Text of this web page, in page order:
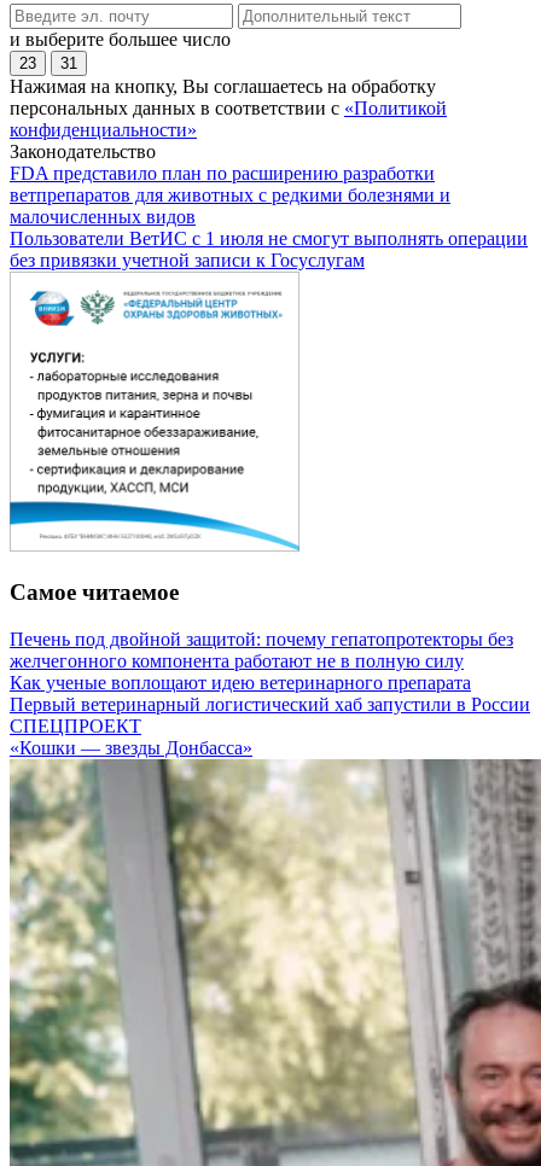
и выберите большее число
23 31
Нажимая на кнопку, Вы соглашаетесь на обработку
персональных данных в соответствии с «Политикой
конфиденциальности»
Законодательство
FDA представило план по расширению разработки
ветпрепаратов для животных с редкими болезнями и
малочисленных видов
Пользователи ВетИС с 1 июля не смогут выполнять операции
без привязки учетной записи к Госуслугам
Самое читаемое
Печень под двойной защитой: почему гепатопротекторы без
желчегонного компонента работают не в полную силу
Как ученые воплощают идею ветеринарного препарата
Первый ветеринарный логистический хаб запустили в России
СПЕЦПРОЕКТ
«Кошки — звезды Донбасса»